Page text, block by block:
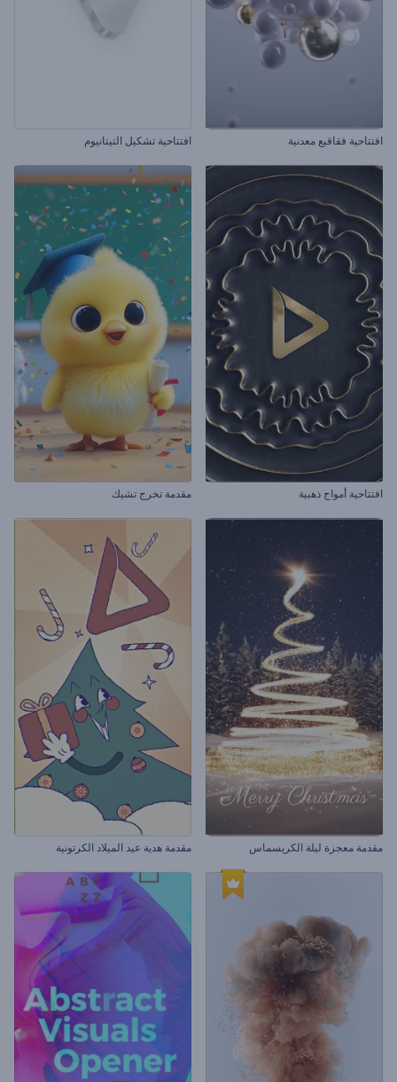
افتتاحية فقاقيع معدنية افتتاحية تشكيل التيتانيوم
افتتاحية أمواج ذهبية مقدمة تخرج تشيك
مقدمة معجزة ليلة الكريسماس مقدمة هدية عيد الميلاد الكرتونية